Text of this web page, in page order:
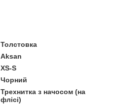
Толстовка
Aksan
XS-S
Чорний
Трехнитка з начосом (на
флісі)